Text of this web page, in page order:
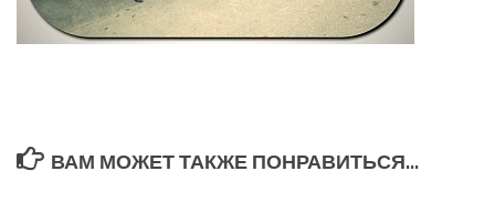
ВАМ МОЖЕТ ТАКЖЕ ПОНРАВИТЬСЯ...